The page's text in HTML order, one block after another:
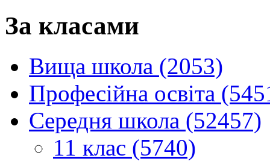
За класами
Вища школа (2053)
Професійна освіта
Середня школа (52457)
11 клас (5740)